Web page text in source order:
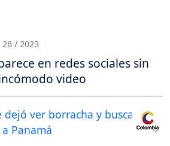
/ 2023
en redes sociales sin
video